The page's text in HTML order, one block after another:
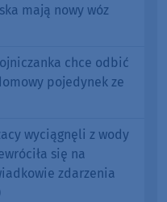
mają nowy wóz
chce odbić
pojedynek ze
wyciągnęli z wody
się na
zdarzenia